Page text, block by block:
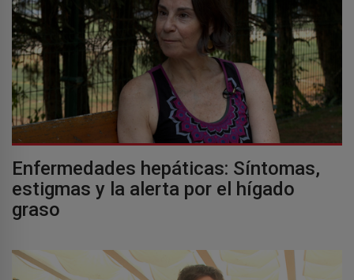
Enfermedades hepáticas: Síntomas,
estigmas y la alerta por el hígado
graso